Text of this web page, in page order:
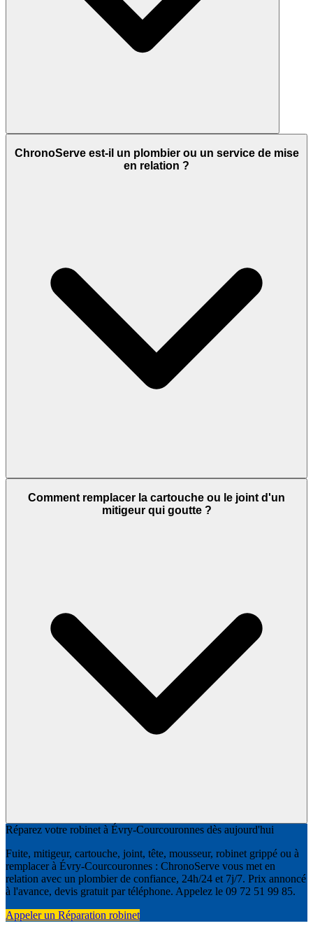
ChronoServe est-il un plombier ou un service de mise
en relation ?
Comment remplacer la cartouche ou le joint d'un
mitigeur qui goutte ?
Réparez votre robinet à Évry-Courcouronnes dès aujourd'hui
Fuite, mitigeur, cartouche, joint, tête, mousseur, robinet grippé ou à
remplacer à Évry-Courcouronnes : ChronoServe vous met en
relation avec un plombier de confiance, 24h/24 et 7j/7. Prix annoncé
à l'avance, devis gratuit par téléphone. Appelez le 09 72 51 99 85.
Appeler un Réparation robinet